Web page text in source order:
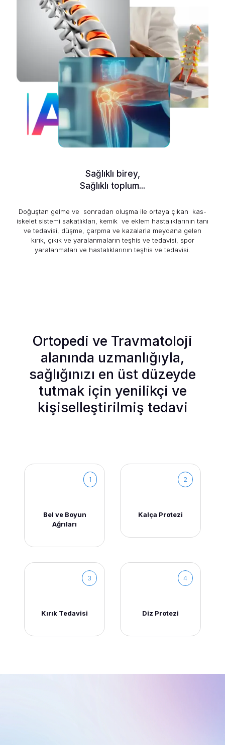
Sağlıklı birey,
Sağlıklı toplum...
Doğuştan gelme ve sonradan oluşma ile ortaya çıkan kas-
iskelet sistemi sakatlıkları, kemik ve eklem hastalıklarının tanı
ve tedavisi, düşme, çarpma ve kazalarla meydana gelen
kırık, çıkık ve yaralanmaların teşhis ve tedavisi, spor
yaralanmaları ve hastalıklarının teşhis ve tedavisi.
Ortopedi ve Travmatoloji
alanında uzmanlığıyla,
sağlığınızı en üst düzeyde
tutmak için yenilikçi ve
kişiselleştirilmiş tedavi
1
Bel ve Boyun
Ağrıları
2
Kalça Protezi
3
Kırık Tedavisi
4
Diz Protezi